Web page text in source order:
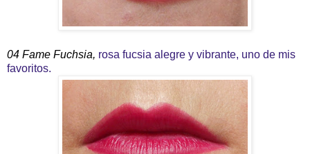
04 Fame Fuchsia, rosa fucsia alegre y vibrante, uno de mis
favoritos.